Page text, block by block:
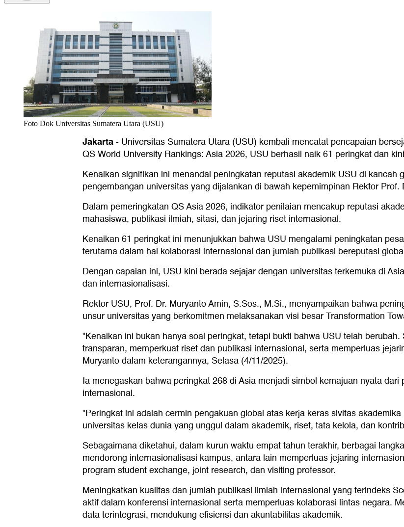
Foto Dok Universitas Sumatera Utara (USU)
Jakarta- Universitas Sumatera Utara (USU) kembali mencatat pencapaian
QS World University Rankings: Asia 2026, USU berhasil naik 61 peringkat dan
Kenaikan signifikan ini menandai peningkatan reputasi akademik USU di
pengembangan universitas yang dijalankan di bawah kepemimpinan Rektor
Dalam pemeringkatan QS Asia 2026, indikator penilaian mencakup reputasi
mahasiswa, publikasi ilmiah, sitasi, dan jejaring riset internasional.
Kenaikan 61 peringkat ini menunjukkan bahwa USU mengalami peningkatan
terutama dalam hal kolaborasi internasional dan jumlah publikasi bereputasi
Dengan capaian ini, USU kini berada sejajar dengan universitas terkemuka di
dan internasionalisasi.
Rektor USU, Prof. Dr. Muryanto Amin, S.Sos., M.Si., menyampaikan bahwa
unsur universitas yang berkomitmen melaksanakan visi besar Transformation
"Kenaikan ini bukan hanya soal peringkat, tetapi bukti bahwa USU telah
transparan, memperkuat riset dan publikasi internasional, serta memperluas
Muryanto dalam keterangannya, Selasa (4/11/2025).
Ia menegaskan bahwa peringkat 268 di Asia menjadi simbol kemajuan nyata
internasional.
"Peringkat ini adalah cermin pengakuan global atas kerja keras sivitas
universitas kelas dunia yang unggul dalam akademik, riset, tata kelola, dan
Sebagaimana diketahui, dalam kurun waktu empat tahun terakhir, berbagai
mendorong internasionalisasi kampus, antara lain memperluas jejaring
program student exchange, joint research, dan visiting professor.
Meningkatkan kualitas dan jumlah publikasi ilmiah internasional yang terindeks
aktif dalam konferensi internasional serta memperluas kolaborasi lintas negara.
data terintegrasi, mendukung efisiensi dan akuntabilitas akademik.